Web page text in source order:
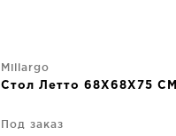
Millargo
Стол Летто 68X68X75 CM
Под заказ